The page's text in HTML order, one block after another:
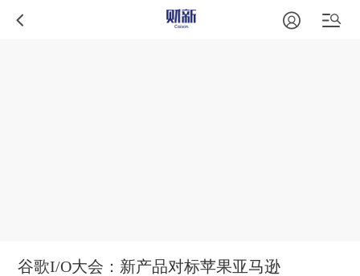
谷歌I/O大会：新产品对标苹果亚马逊